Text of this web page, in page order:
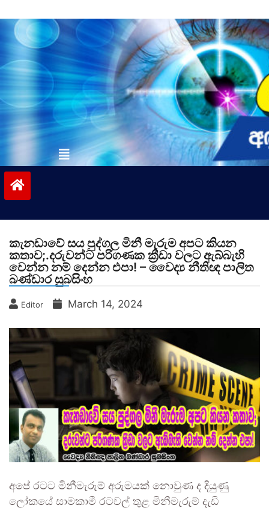
to
contentvinivida.lk
කැනඩාවේ සය පුද්ගල මිනී මැරුම අපට කියන
කතාව;.දරුවන්ට පරිගණක ක්‍රීඩා වලට ඇබ්බැහි
වෙන්න නම් දෙන්න එපා! – වෛද්‍ය නීතිඥ පාලිත
බණ්ඩාර සුබසිංහ
Editor March 14, 2024
අපේ රටට මිනීමැරුම් අරුමයක් නොවුණ ද දියුණු
ලෝකයේ සාමකාමී රටවල් තුළ මිනීමැරුම් දැඩි